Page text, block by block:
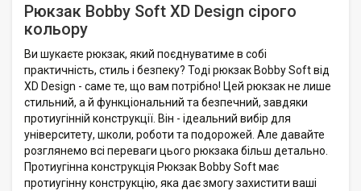
Рюкзак Bobby Soft XD Design сірого
кольору
Ви шукаєте рюкзак, який поєднуватиме в собі
практичність, стиль і безпеку? Тоді рюкзак Bobby Soft від
XD Design - саме те, що вам потрібно! Цей рюкзак не лише
стильний, а й функціональний та безпечний, завдяки
протиугінній конструкції. Він - ідеальний вибір для
університету, школи, роботи та подорожей. Але давайте
розглянемо всі переваги цього рюкзака більш детально.
Протиугінна конструкція Рюкзак Bobby Soft має
протиугінну конструкцію, яка дає змогу захистити ваші